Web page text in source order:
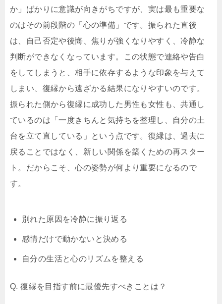
か」ばかりに意識が向きがちですが、実は最も重要な
のはその前段階の「心の準備」です。振られた直後
は、自己否定や後悔、焦りが強くなりやすく、冷静な
判断ができなくなっています。この状態で連絡や告白
をしてしまうと、相手に依存するような印象を与えて
しまい、復縁から遠ざかる結果になりやすいのです。
振られた側から復縁に成功した男性も女性も、共通し
ているのは「一度きちんと気持ちを整理し、自分の土
台を立て直している」という点です。復縁は、過去に
戻ることではなく、新しい関係を築くための再スター
ト。だからこそ、心の姿勢が何より重要になるので
す。
別れた原因を冷静に振り返る
感情だけで動かないと決める
自分の生活と心のリズムを整える
Q. 復縁を目指す前に最優先すべきことは？